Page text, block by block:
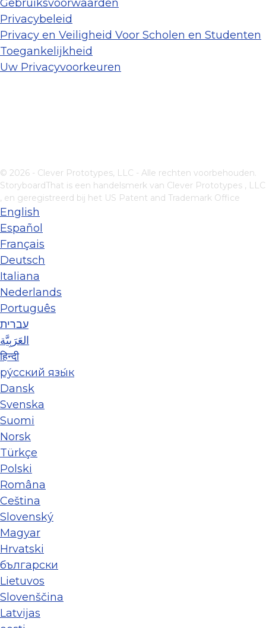
Gebruiksvoorwaarden
Privacybeleid
Privacy en Veiligheid Voor Scholen en Studenten
Toegankelijkheid
Uw Privacyvoorkeuren
© 2026 - Clever Prototypes, LLC - Alle rechten voorbehouden.
StoryboardThat is een handelsmerk van Clever Prototypes , LLC
, en geregistreerd bij het US Patent and Trademark Office
English
Español
Français
Deutsch
Italiana
Nederlands
Português
עברית
العَرَبِيَّة
हिन्दी
ру́сский язы́к
Dansk
Svenska
Suomi
Norsk
Türkçe
Polski
Româna
Ceština
Slovenský
Magyar
Hrvatski
български
Lietuvos
Slovenščina
Latvijas